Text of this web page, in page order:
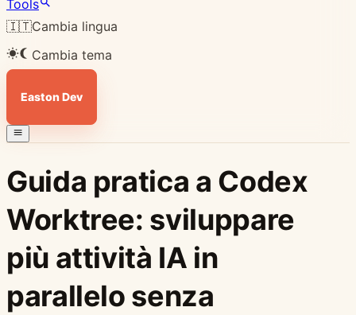
Tools
🇮🇹Cambia lingua
Cambia tema
Easton Dev
Guida pratica a Codex
Worktree: sviluppare
più attività IA in
parallelo senza